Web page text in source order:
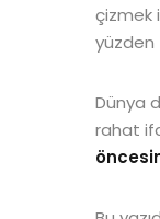
çizmek
yüzden
Dünya
rahat